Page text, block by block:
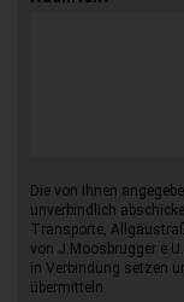
Die von Ihnen
unverbindlich
Transporte,
von J.Moosbrugger
in Verbindung setzen
übermitteln.